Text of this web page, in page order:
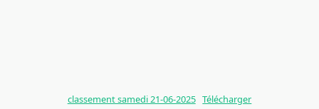
classement samedi 21-06-2025 Télécharger